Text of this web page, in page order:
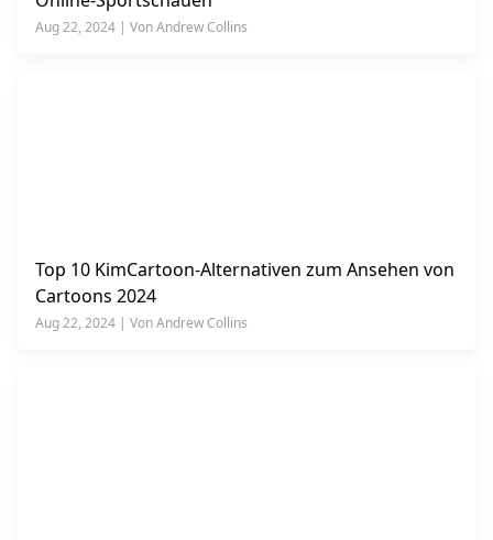
Aug 22, 2024 | Von Andrew Collins
Top 10 KimCartoon-Alternativen zum Ansehen von
Cartoons 2024
Aug 22, 2024 | Von Andrew Collins